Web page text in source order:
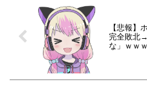
【悲報】
完全敗北
な」ｗｗｗ